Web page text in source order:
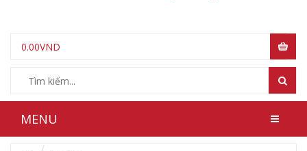
0.00VND
MENU